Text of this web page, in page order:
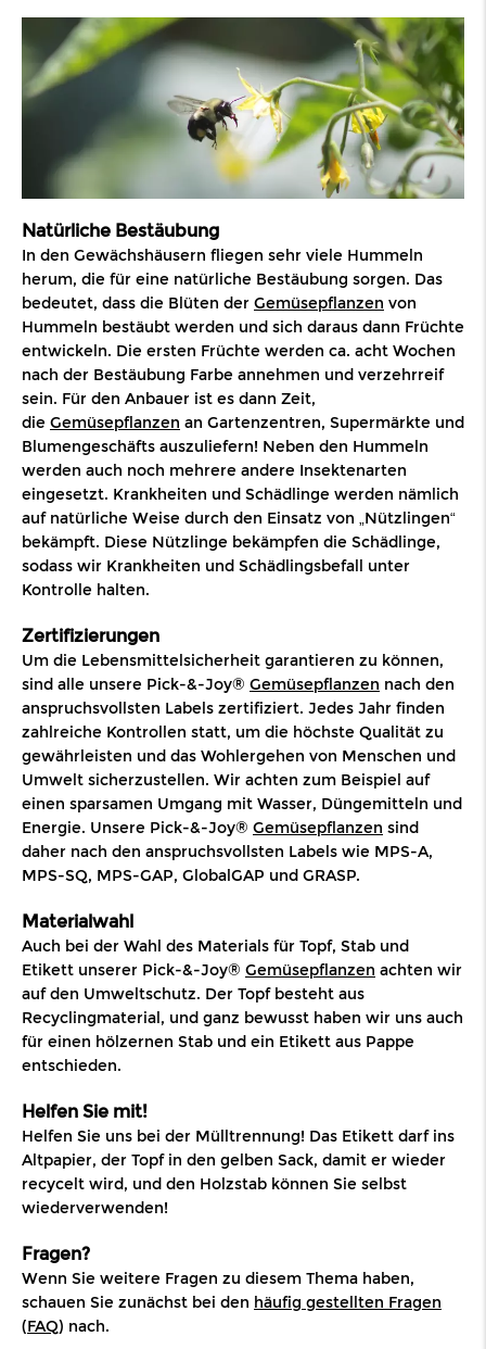
Natürliche Bestäubung
In den Gewächshäusern fliegen sehr viele Hummeln
herum, die für eine natürliche Bestäubung sorgen. Das
bedeutet, dass die Blüten der Gemüsepflanzen von
Hummeln bestäubt werden und sich daraus dann Früchte
entwickeln. Die ersten Früchte werden ca. acht Wochen
nach der Bestäubung Farbe annehmen und verzehrreif
sein. Für den Anbauer ist es dann Zeit,
die Gemüsepflanzen an Gartenzentren, Supermärkte und
Blumengeschäfts auszuliefern! Neben den Hummeln
werden auch noch mehrere andere Insektenarten
eingesetzt. Krankheiten und Schädlinge werden nämlich
auf natürliche Weise durch den Einsatz von „Nützlingen“
bekämpft. Diese Nützlinge bekämpfen die Schädlinge,
sodass wir Krankheiten und Schädlingsbefall unter
Kontrolle halten.
Zertifizierungen
Um die Lebensmittelsicherheit garantieren zu können,
sind alle unsere Pick-&-Joy® Gemüsepflanzen nach den
anspruchsvollsten Labels zertifiziert. Jedes Jahr finden
zahlreiche Kontrollen statt, um die höchste Qualität zu
gewährleisten und das Wohlergehen von Menschen und
Umwelt sicherzustellen. Wir achten zum Beispiel auf
einen sparsamen Umgang mit Wasser, Düngemitteln und
Energie. Unsere Pick-&-Joy® Gemüsepflanzen sind
daher nach den anspruchsvollsten Labels wie MPS-A,
MPS-SQ, MPS-GAP, GlobalGAP und GRASP.
Materialwahl
Auch bei der Wahl des Materials für Topf, Stab und
Etikett unserer Pick-&-Joy® Gemüsepflanzen achten wir
auf den Umweltschutz. Der Topf besteht aus
Recyclingmaterial, und ganz bewusst haben wir uns auch
für einen hölzernen Stab und ein Etikett aus Pappe
entschieden.
Helfen Sie mit!
Helfen Sie uns bei der Mülltrennung! Das Etikett darf ins
Altpapier, der Topf in den gelben Sack, damit er wieder
recycelt wird, und den Holzstab können Sie selbst
wiederverwenden!
Fragen?
Wenn Sie weitere Fragen zu diesem Thema haben,
schauen Sie zunächst bei den häufig gestellten Fragen
(FAQ) nach.